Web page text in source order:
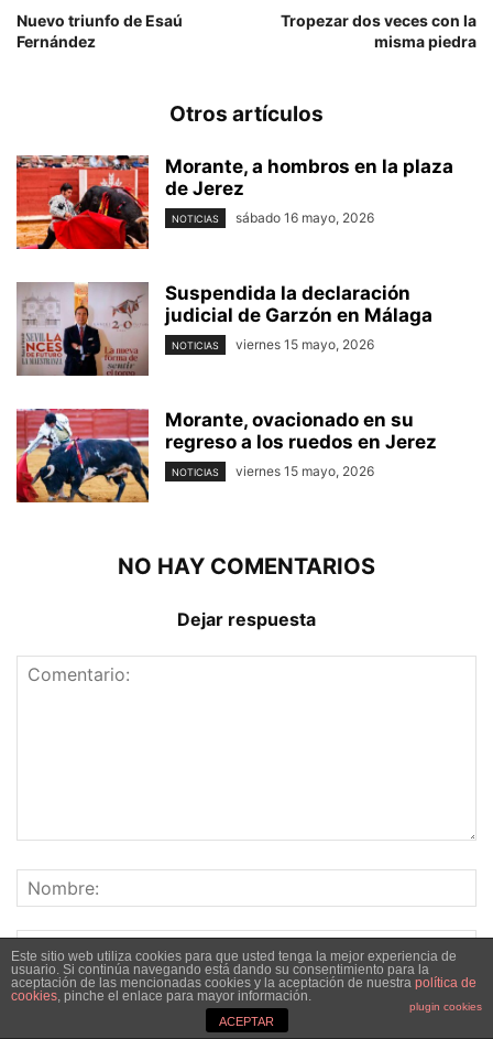
Nuevo triunfo de Esaú
Fernández
Tropezar dos veces con la
misma piedra
Otros artículos
Morante, a hombros en la plaza
de Jerez
NOTICIAS sábado 16 mayo, 2026
Suspendida la declaración
judicial de Garzón en Málaga
NOTICIAS viernes 15 mayo, 2026
Morante, ovacionado en su
regreso a los ruedos en Jerez
NOTICIAS viernes 15 mayo, 2026
NO HAY COMENTARIOS
Dejar respuesta
Este sitio web utiliza cookies para que usted tenga la mejor experiencia de
usuario. Si continúa navegando está dando su consentimiento para la
aceptación de las mencionadas cookies y la aceptación de nuestra política de
cookies, pinche el enlace para mayor información.
plugin cookies
ACEPTAR